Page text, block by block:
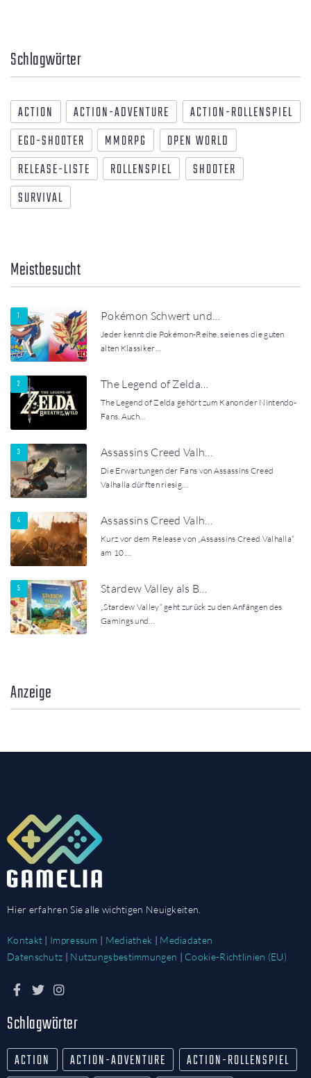
Schlagwörter
ACTION ACTION-ADVENTURE
ACTION-ROLLENSPIEL
EGO-SHOOTER
MMORPG
OPEN WORLD
RELEASE-LISTE
ROLLENSPIEL
SHOOTER
SURVIVAL
Meistbesucht
Pokémon Schwert und…
Jeder kennt die Pokémon-Reihe, seien es die guten
alten Klassiker…
The Legend of Zelda…
The Legend of Zelda gehört zum Kanon der Nintendo-
Fans. Auch…
Assassins Creed Valh…
Die Erwartungen der Fans von Assassins Creed
Valhalla dürften riesig…
Assassins Creed Valh…
Kurz vor dem Release von „Assassins Creed Valhalla“
am 10.…
Stardew Valley als B…
„Stardew Valley“ geht zurück zu den Anfängen des
Gamings und…
Anzeige
Hier erfahren Sie alle wichtigen Neuigkeiten.
Kontakt | Impressum | Mediathek | Mediadaten
Datenschutz | Nutzungsbestimmungen | Cookie-Richtlinien (EU)
Schlagwörter
ACTION ACTION-ADVENTURE ACTION-ROLLENSPIEL